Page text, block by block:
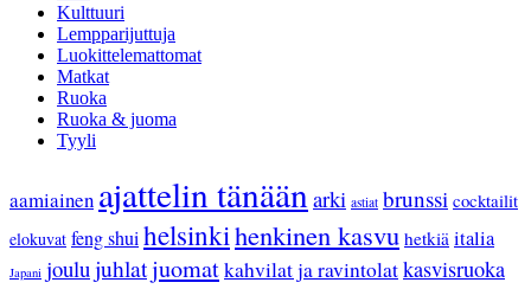
Kulttuuri
Lempparijuttuja
Luokittelemattomat
Matkat
Ruoka
Ruoka & juoma
Tyyli
aamiainen ajattelin tänään arki astiat brunssi cocktailit
elokuvat feng shuihelsinkihenkinen kasvu hetkiä italia
Japani joulujuhlatjuomatkahvilat ja ravintolatkasvisruoka